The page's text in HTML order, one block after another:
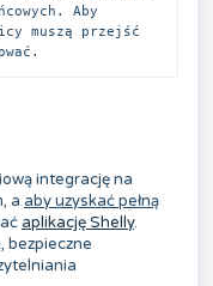
Aby
muszą przejść
integrację na
a aby uzyskać pełną
aplikację Shelly.
bezpieczne